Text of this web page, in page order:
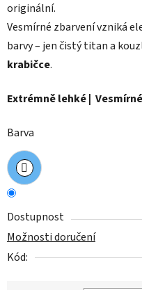
originální.
Vesmírné zbarvení vzniká
barvy – jen čistý titan a
krabičce.
Extrémně lehké |
Barva
Dostupnost
Možnosti doručení
Kód: